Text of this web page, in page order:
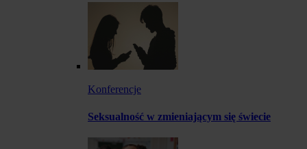
Konferencje
Seksualność w zmieniającym się świecie